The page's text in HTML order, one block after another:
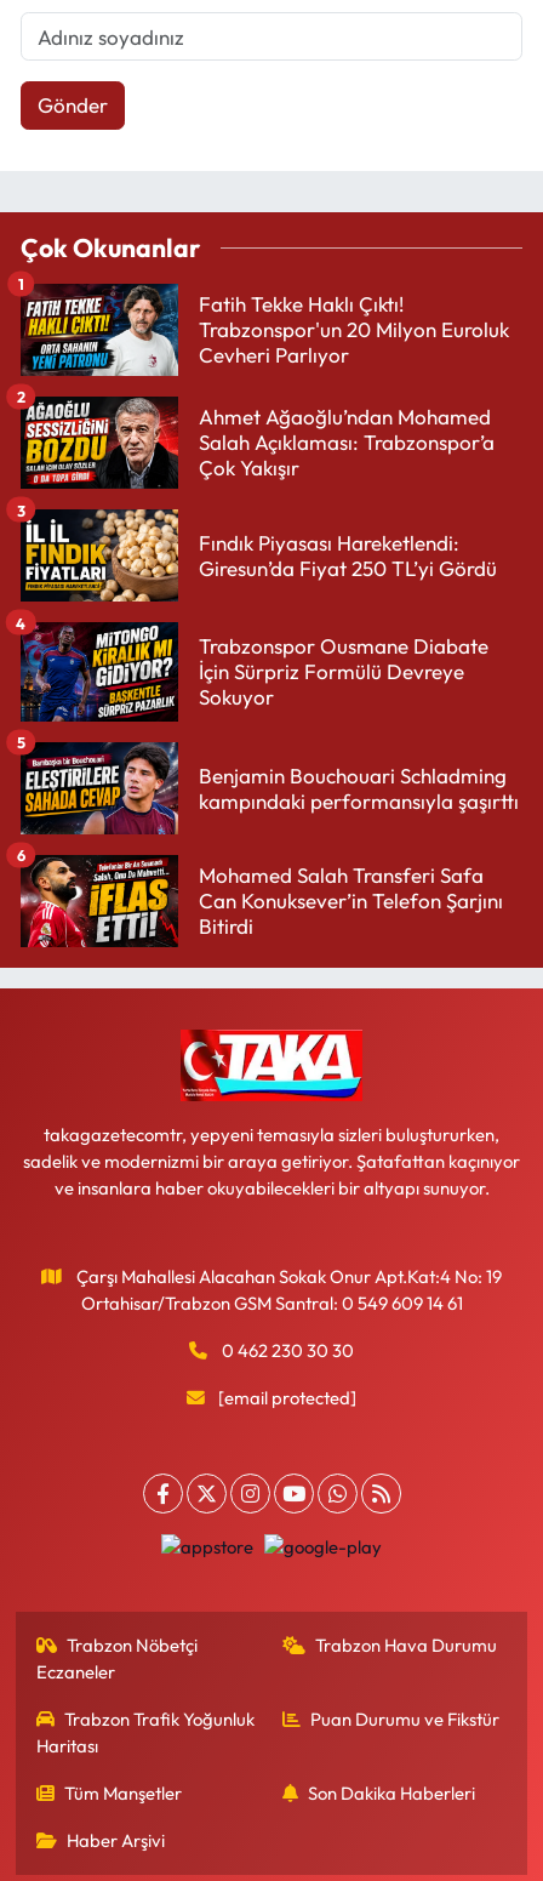
Gönder
Çok Okunanlar
Fatih Tekke Haklı Çıktı!
Trabzonspor'un 20 Milyon Euroluk
Cevheri Parlıyor
1
Ahmet Ağaoğlu’ndan Mohamed
Salah Açıklaması: Trabzonspor’a
Çok Yakışır
2
Fındık Piyasası Hareketlendi:
Giresun’da Fiyat 250 TL’yi Gördü
3
Trabzonspor Ousmane Diabate
İçin Sürpriz Formülü Devreye
Sokuyor
4
Benjamin Bouchouari Schladming
kampındaki performansıyla şaşırttı
5
Mohamed Salah Transferi Safa
Can Konuksever’in Telefon Şarjını
Bitirdi
6
takagazetecomtr, yepyeni temasıyla sizleri buluştururken,
sadelik ve modernizmi bir araya getiriyor. Şatafattan kaçınıyor
ve insanlara haber okuyabilecekleri bir altyapı sunuyor.
Çarşı Mahallesi Alacahan Sokak Onur Apt.Kat:4 No: 19
Ortahisar/Trabzon GSM Santral: 0 549 609 14 61
0 462 230 30 30
[email protected]
Trabzon Nöbetçi
Eczaneler
Trabzon Hava Durumu
Trabzon Trafik Yoğunluk
Haritası
Puan Durumu ve Fikstür
Tüm Manşetler Son Dakika Haberleri
Haber Arşivi